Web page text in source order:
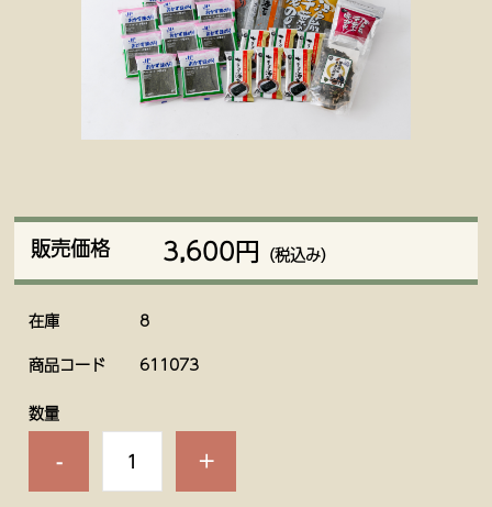
販売価格 3,600円 （税込み）
在庫
8
商品コード
611073
数量
- +